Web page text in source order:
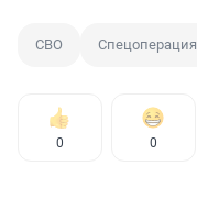
СВО Спецоперация
0 0